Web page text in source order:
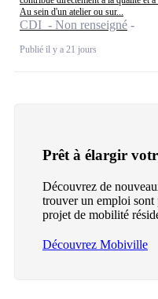
Au sein d'un atelier ou sur...
CDI - Non renseigné
Publié il y a 21 jours
Prêt à élargir
Découvrez de
trouver un emploi sont
projet de mobilité
Découvrez Mobiville